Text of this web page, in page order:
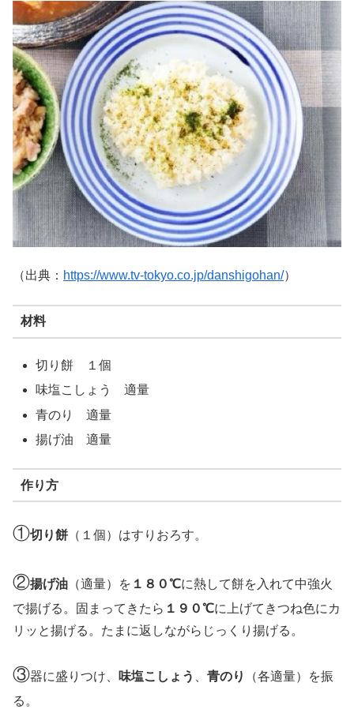
（出典： https://www.tv-tokyo.co.jp/danshigohan/）
材料
切り餅 １個
味塩こしょう 適量
青のり 適量
揚げ油 適量
作り方
①切り餅 （１個）はすりおろす。
②揚げ油 （適量）を １８０℃に熱して餅を入れて中強火
で揚げる。固まってきたら １９０℃に上げてきつね色にカ
リッと揚げる。たまに返しながらじっくり揚げる。
③器に盛りつけ、 味塩こしょう 青のり
（各適量）を振
る。